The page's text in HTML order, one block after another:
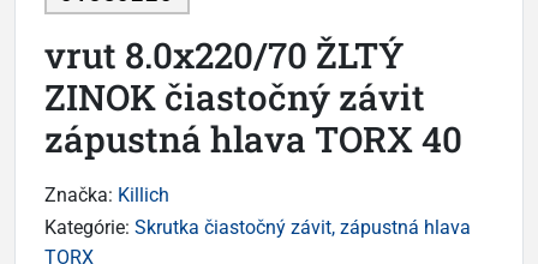
vrut 8.0x220/70 ŽLTÝ
ZINOK čiastočný závit
zápustná hlava TORX 40
Značka: Killich
Kategórie: Skrutka čiastočný závit, zápustná hlava
TORX